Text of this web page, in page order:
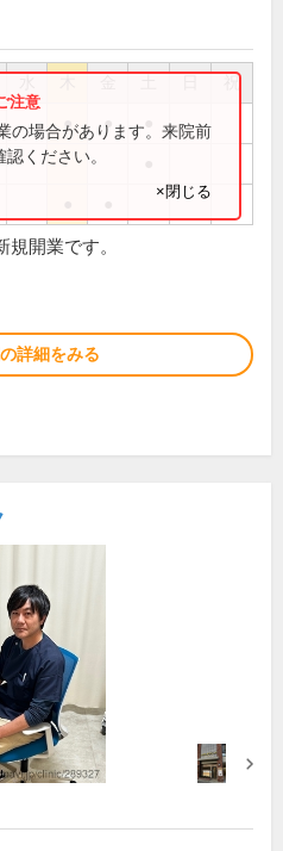
祝
● ●
の場合があります。来院前
ください。
×閉じる
規開業です。
詳細をみる